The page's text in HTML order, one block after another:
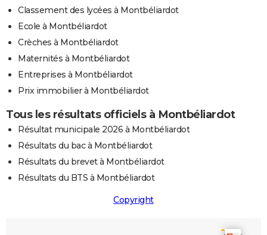
Classement des lycées à Montbéliardot
Ecole à Montbéliardot
Crèches à Montbéliardot
Maternités à Montbéliardot
Entreprises à Montbéliardot
Prix immobilier à Montbéliardot
Tous les résultats officiels à Montbéliardot
Résultat municipale 2026 à Montbéliardot
Résultats du bac à Montbéliardot
Résultats du brevet à Montbéliardot
Résultats du BTS à Montbéliardot
Copyright